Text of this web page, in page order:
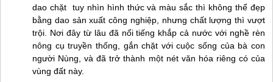
dao chặt tuy nhìn hình thức và màu sắc thì không thể đẹp
bằng dao sản xuất công nghiệp, nhưng chất lượng thì vượt
trội. Nơi đây từ lâu đã nổi tiếng khắp cả nước với nghề rèn
nông cụ truyền thống, gắn chặt với cuộc sống của bà con
người Nùng, và đã trở thành một nét văn hóa riêng có của
vùng đất này.